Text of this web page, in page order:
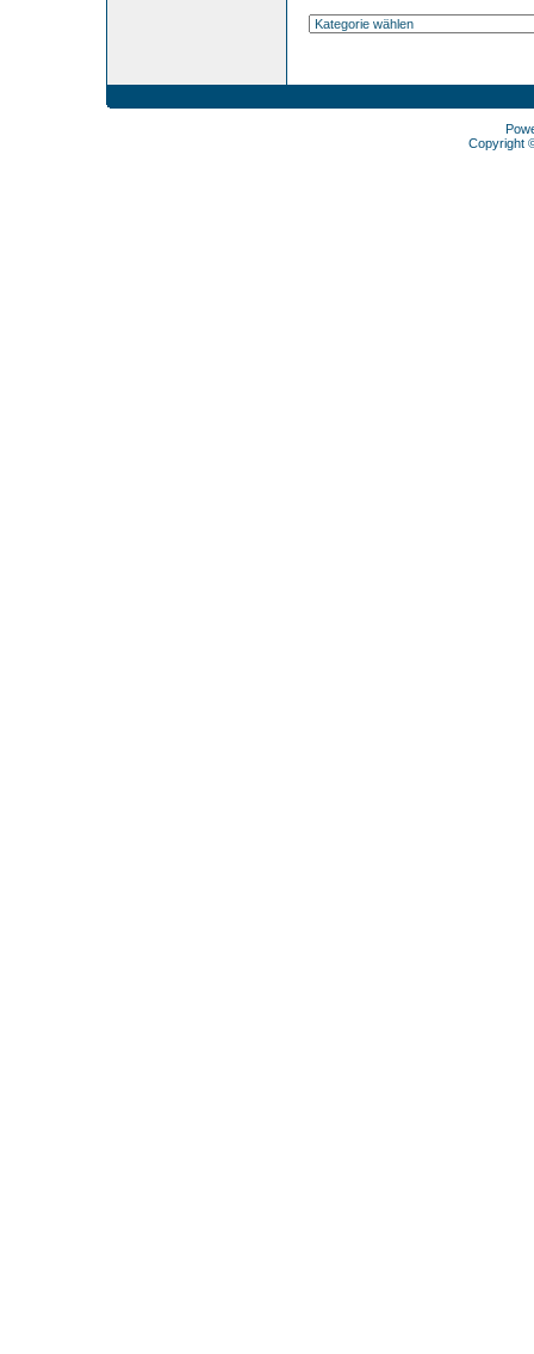
Copyright